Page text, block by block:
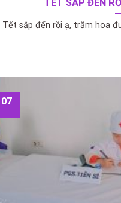
TẾT SẮP ĐẾN
Tết sắp đến rồi ạ, trăm hoa
07